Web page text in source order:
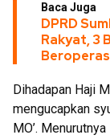
Baca Juga
DPRD
Rakyat, 3
Dihadapan Haji
mengucapkan
MO’.